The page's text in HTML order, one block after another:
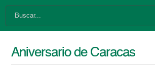
Aniversario de Caracas